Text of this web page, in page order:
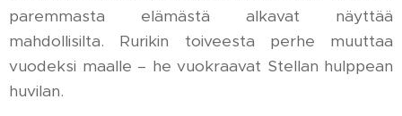
paremmasta elämästä alkavat näyttää
mahdollisilta. Rurikin toiveesta perhe muuttaa
vuodeksi maalle – he vuokraavat Stellan hulppean
huvilan.